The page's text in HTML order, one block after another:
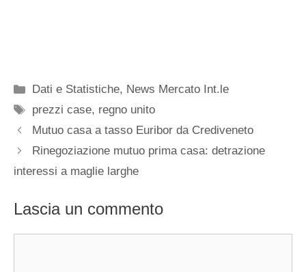
Categorie
Dati e Statistiche, News Mercato Int.le
Tag
prezzi case, regno unito
Mutuo casa a tasso Euribor da Crediveneto
Rinegoziazione mutuo prima casa: detrazione
interessi a maglie larghe
Lascia un commento